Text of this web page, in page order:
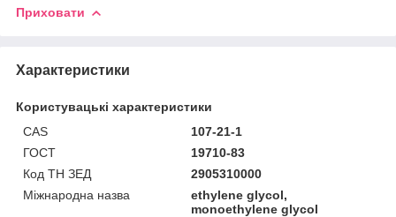
Приховати
Характеристики
Користувацькі характеристики
CAS
107-21-1
ГОСТ
19710-83
Код ТН ЗЕД
2905310000
Міжнародна назва
ethylene glycol,
monoethylene glycol